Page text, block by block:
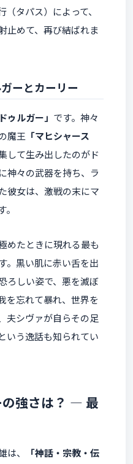
タパス）によって、
止めて、再び結ばれま
ーとカーリー
ゥルガー」 です。神々
魔王 「マヒシャース
して生み出したのがド
神々の武器を持ち、ラ
彼女は、激戦の末にマ
めたときに現れる最も
。黒い肌に赤い舌を出
ろしい姿で、悪を滅ぼ
を忘れて暴れ、世界を
夫シヴァが自らその足
いう逸話も知られてい
強さは？ ― 最
、
「神話・宗教・伝